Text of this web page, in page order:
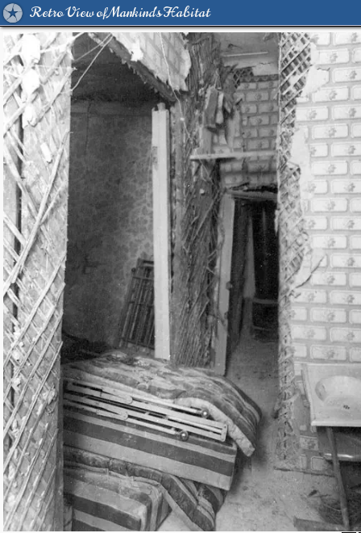
Retro View of Mankind's Habitat